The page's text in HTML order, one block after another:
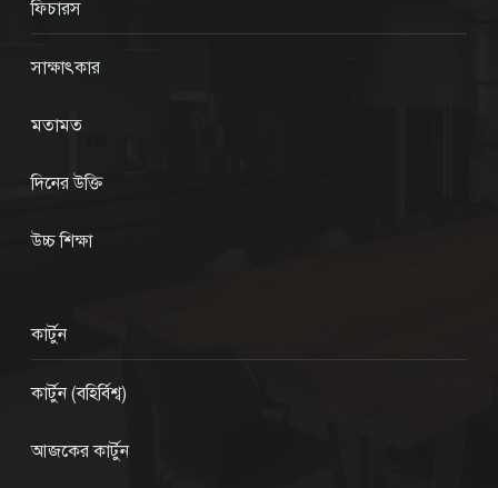
ফিচারস
সাক্ষাৎকার
মতামত
দিনের উক্তি
উচ্চ শিক্ষা
কার্টুন
কার্টুন (বহির্বিশ্ব)
আজকের কার্টুন